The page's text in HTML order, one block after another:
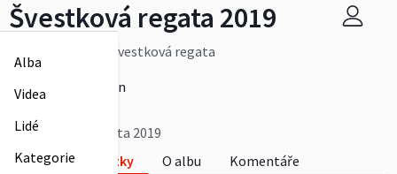
Alba
Videa
Lidé
Kategorie
Švestková regata 2019
54.ročník závodu švestková regata
Více
Vladimír Kulštejn
Švestková regata 2019
Fotky
O albu
Komentáře